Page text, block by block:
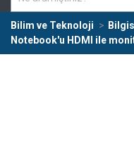
Bilim ve Teknoloji
Notebook'u HDMI ile